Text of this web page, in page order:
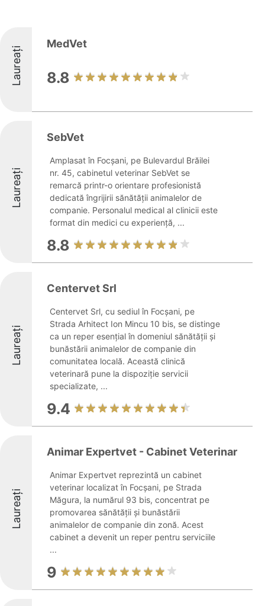
Laureați
MedVet
8.8
Laureați
SebVet
Amplasat în Focșani, pe Bulevardul Brăilei
nr. 45, cabinetul veterinar SebVet se
remarcă printr-o orientare profesionistă
dedicată îngrijirii sănătății animalelor de
companie. Personalul medical al clinicii este
format din medici cu experiență, ...
8.8
Laureați
Centervet Srl
Centervet Srl, cu sediul în Focșani, pe
Strada Arhitect Ion Mincu 10 bis, se distinge
ca un reper esențial în domeniul sănătății și
bunăstării animalelor de companie din
comunitatea locală. Această clinică
veterinară pune la dispoziție servicii
specializate, ...
9.4
Laureați
Animar Expertvet - Cabinet Veterinar
Animar Expertvet reprezintă un cabinet
veterinar localizat în Focșani, pe Strada
Măgura, la numărul 93 bis, concentrat pe
promovarea sănătății și bunăstării
animalelor de companie din zonă. Acest
cabinet a devenit un reper pentru serviciile
...
9